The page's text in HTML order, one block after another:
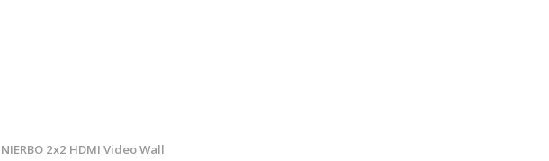
NIERBO 2x2 HDMI Video Wall